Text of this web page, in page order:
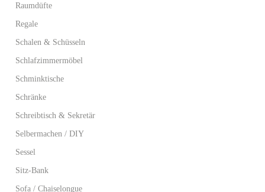
Raumdüfte
Regale
Schalen & Schüsseln
Schlafzimmermöbel
Schminktische
Schränke
Schreibtisch & Sekretär
Selbermachen / DIY
Sessel
Sitz-Bank
Sofa / Chaiselongue